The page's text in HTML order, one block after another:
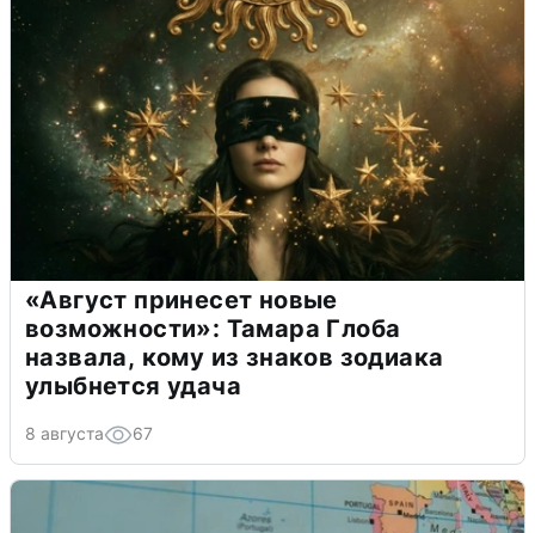
«Август принесет новые
возможности»: Тамара Глоба
назвала, кому из знаков зодиака
улыбнется удача
8 августа 67